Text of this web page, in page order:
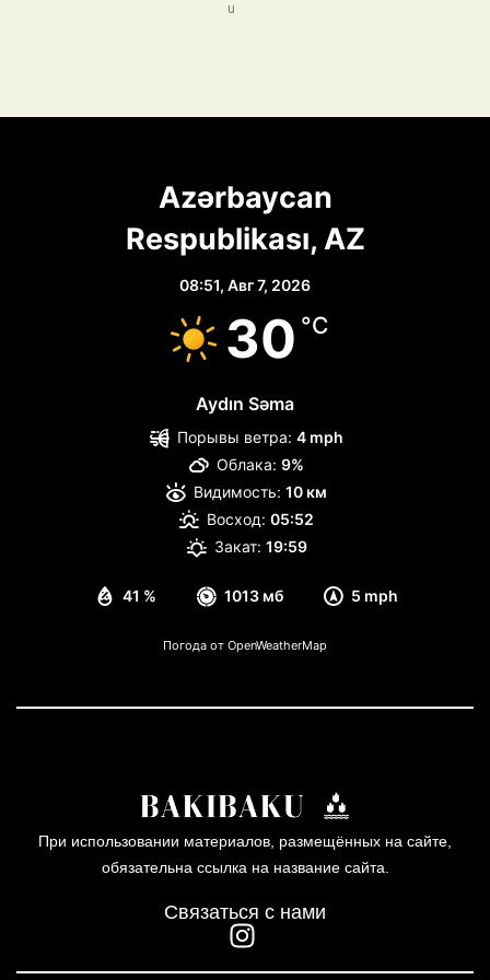
u
Azərbaycan
Respublikası, AZ
08:51, Авг 7, 2026
30 °C
Aydın Səma
41 % 1013 мб 5 mph
Порывы ветра: 4 mph
Облака: 9%
Видимость: 10 км
Восход: 05:52
Закат: 19:59
Погода от OpenWeatherMap
При использовании материалов, размещённых на сайте,
обязательна ссылка на название сайта.
Связаться с нами